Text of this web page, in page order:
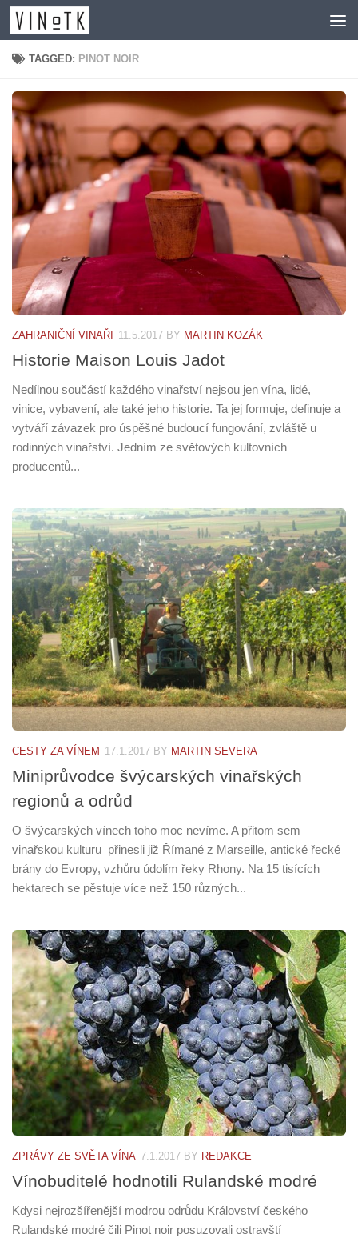
Skip to content
TAGGED: PINOT NOIR
ZAHRANIČNÍ VINAŘI 11.5.2017 BY MARTIN KOZÁK
Historie Maison Louis Jadot
Nedílnou součástí každého vinařství nejsou jen vína, lidé,
vinice, vybavení, ale také jeho historie. Ta jej formuje, definuje a
vytváří závazek pro úspěšné budoucí fungování, zvláště u
rodinných vinařství. Jedním ze světových kultovních
producentů...
CESTY ZA VÍNEM 17.1.2017 BY MARTIN SEVERA
Miniprůvodce švýcarských vinařských
regionů a odrůd
O švýcarských vínech toho moc nevíme. A přitom sem
vinařskou kulturu přinesli již Římané z Marseille, antické řecké
brány do Evropy, vzhůru údolím řeky Rhony. Na 15 tisících
hektarech se pěstuje více než 150 různých...
ZPRÁVY ZE SVĚTA VÍNA 7.1.2017 BY REDAKCE
Vínobuditelé hodnotili Rulandské modré
Kdysi nejrozšířenější modrou odrůdu Království českého
Rulandské modré čili Pinot noir posuzovali ostravští